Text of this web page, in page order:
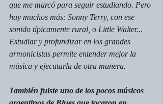
que me marcó para seguir estudiando. Pero
hay muchos más: Sonny Terry, con ese
sonido típicamente rural, o Little Walter...
Estudiar y profundizar en los grandes
armonicistas permite entender mejor la
música y ejecutarla de otra manera.
También fuiste uno de los pocos músicos